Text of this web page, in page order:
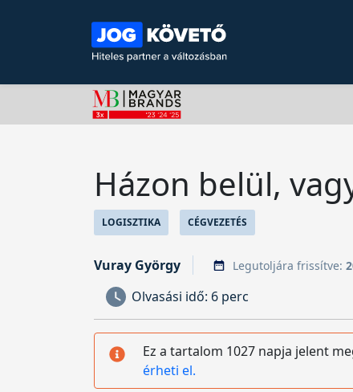
Házon belül,
LOGISZTIKA CÉGVEZETÉS
Vuray György Legutoljára frissítve:
Olvasási idő: 6 perc
Ez a tartalom 1027 napja jelent
érheti el.